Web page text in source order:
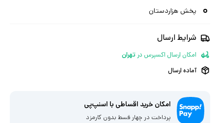
پخش هزاردستان
شرایط ارسال
امکان ارسال اکسپرس در تهران
آماده ارسال
امکان خرید اقساطی با اسنپ‌پی
پرداخت در چهار قسط بدون کارمزد